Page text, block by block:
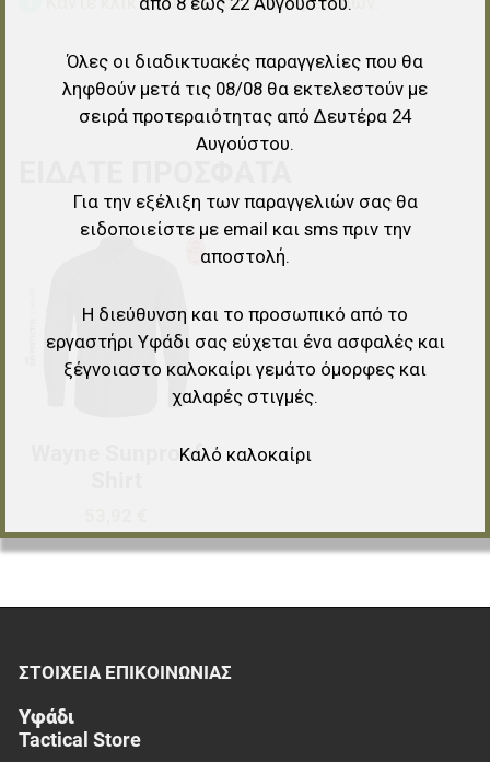
Προσθήκη στα αγαπημένα
Γρήγορη ματιά
Wayne Sunproof
ΣΤΟΙΧΕΊΑ EΠΙΚΟΙΝΩΝΊΑΣ
Υφάδι
Tactical Store
Όλες οι διαδικτυακές παραγγελίες που θα
ληφθούν μετά τις 08/08 θα εκτελεστούν με
σειρά προτεραιότητας από Δευτέρα 24
Αυγούστου.
Για την εξέλιξη των παραγγελιών σας θα
ειδοποιείστε με email και sms πριν την
αποστολή.
Η διεύθυνση και το προσωπικό από το
εργαστήρι Υφάδι σας εύχεται ένα ασφαλές και
ξέγνοιαστο καλοκαίρι γεμάτο όμορφες και
χαλαρές στιγμές.
Καλό καλοκαίρι